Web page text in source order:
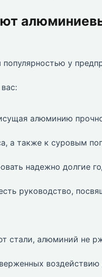
у
алюминию
а также к суровым
надежно долгие
руководство,
стали, алюминий не